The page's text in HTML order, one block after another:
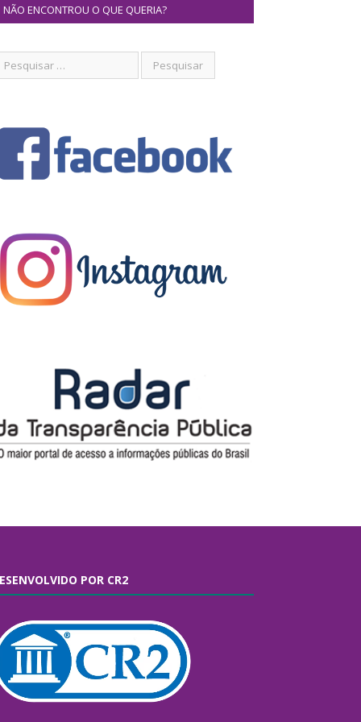
NÃO ENCONTROU O QUE QUERIA?
POR CR2